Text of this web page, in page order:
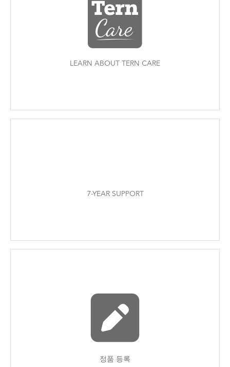
LEARN ABOUT TERN CARE
7-YEAR SUPPORT
정품 등록